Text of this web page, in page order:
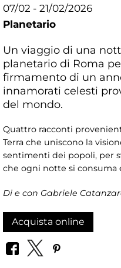
07/02 - 21/02/2026
Planetario
Un viaggio di una
planetario di Roma
firmamento di un
innamorati celesti
del mondo.
Quattro racconti
Terra che uniscono la
sentimenti dei popoli, per
che ogni notte si consuma
Di e con Gabriele
Acquista online